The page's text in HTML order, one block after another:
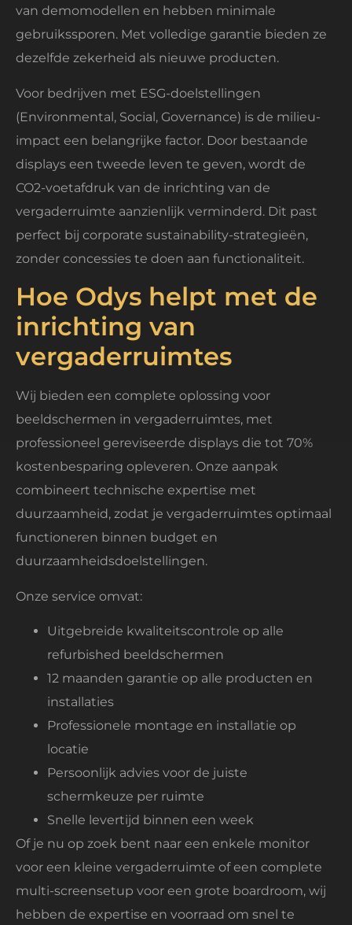
van demomodellen en hebben minimale
gebruikssporen. Met volledige garantie bieden ze
dezelfde zekerheid als nieuwe producten.
Voor bedrijven met ESG-doelstellingen
(Environmental, Social, Governance) is de milieu-
impact een belangrijke factor. Door bestaande
displays een tweede leven te geven, wordt de
CO2-voetafdruk van de inrichting van de
vergaderruimte aanzienlijk verminderd. Dit past
perfect bij corporate sustainability-strategieën,
zonder concessies te doen aan functionaliteit.
Hoe Odys helpt met de
inrichting van
vergaderruimtes
Wij bieden een complete oplossing voor
beeldschermen in vergaderruimtes, met
professioneel gereviseerde displays die tot 70%
kostenbesparing opleveren. Onze aanpak
combineert technische expertise met
duurzaamheid, zodat je vergaderruimtes optimaal
functioneren binnen budget en
duurzaamheidsdoelstellingen.
Onze service omvat:
Uitgebreide kwaliteitscontrole op alle
refurbished beeldschermen
12 maanden garantie op alle producten en
installaties
Professionele montage en installatie op
locatie
Persoonlijk advies voor de juiste
schermkeuze per ruimte
Snelle levertijd binnen een week
Of je nu op zoek bent naar een enkele monitor
voor een kleine vergaderruimte of een complete
multi-screensetup voor een grote boardroom, wij
hebben de expertise en voorraad om snel te